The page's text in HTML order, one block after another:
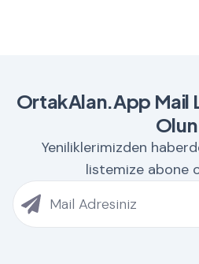
OrtakAlan.App Mail
Olun
Yeniliklerimizden
listemize abone